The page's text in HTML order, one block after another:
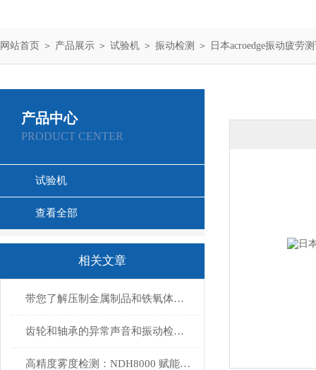
网站首页 ＞ 产品展示 ＞ 试验机 ＞ 振动检测 ＞ 日本acroedge振动疲劳
产品中心
PRODUCT CENTER
试验机
查看全部
相关文章
带您了解压制金属制品和铁氧体磁芯内部微裂纹的振动检测设备
齿轮和轴承的异常声音和振动检测设备介绍
高精度雾度检测：NDH8000 赋能汽车行业光学质控全流程